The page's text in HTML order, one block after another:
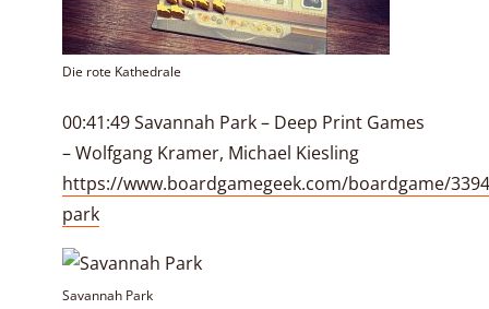
Die rote Kathedrale
00:41:49 Savannah Park – Deep Print Games
– Wolfgang Kramer, Michael Kiesling
https://www.boardgamegeek.com/boardgame/
park
Savannah Park